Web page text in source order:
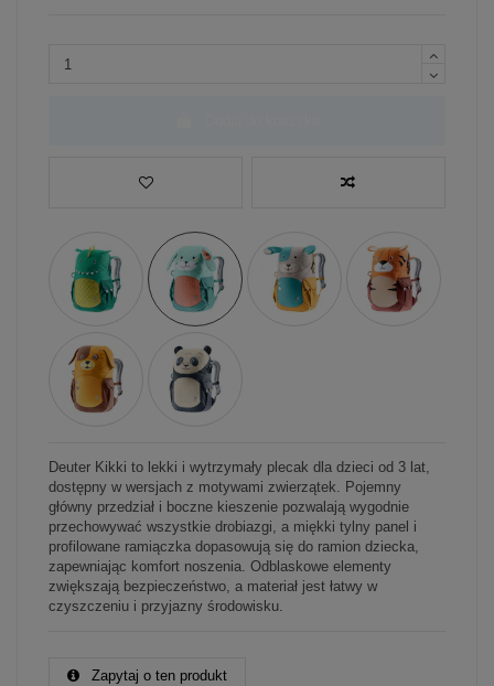
Deuter Kikki to lekki i wytrzymały plecak dla dzieci od 3 lat,
dostępny w wersjach z motywami zwierzątek. Pojemny
główny przedział i boczne kieszenie pozwalają wygodnie
przechowywać wszystkie drobiazgi, a miękki tylny panel i
profilowane ramiączka dopasowują się do ramion dziecka,
zapewniając komfort noszenia. Odblaskowe elementy
zwiększają bezpieczeństwo, a materiał jest łatwy w
czyszczeniu i przyjazny środowisku.
Zapytaj o ten produkt